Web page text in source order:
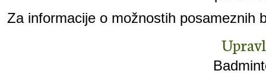
Za informacije o možnostih posameznih